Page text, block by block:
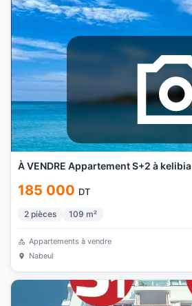
À VENDRE Appartement S+2 à kelibia
185 000 DT
2 pièces 109 m²
Appartements à vendre
Nabeul